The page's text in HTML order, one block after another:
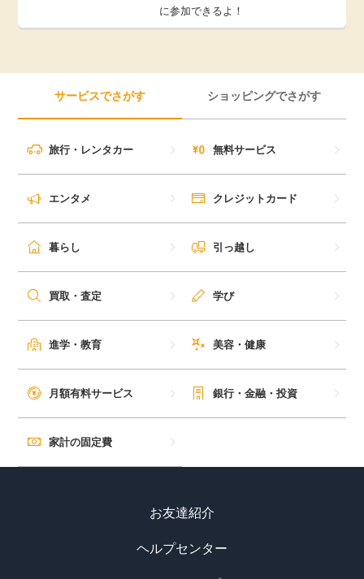
に参加できるよ！
サービスでさがす ショッピングでさがす
旅行・レンタカー 無料サービス
エンタメ クレジットカード
暮らし 引っ越し
買取・査定 学び
進学・教育 美容・健康
月額有料サービス 銀行・金融・投資
家計の固定費
お友達紹介
ヘルプセンター